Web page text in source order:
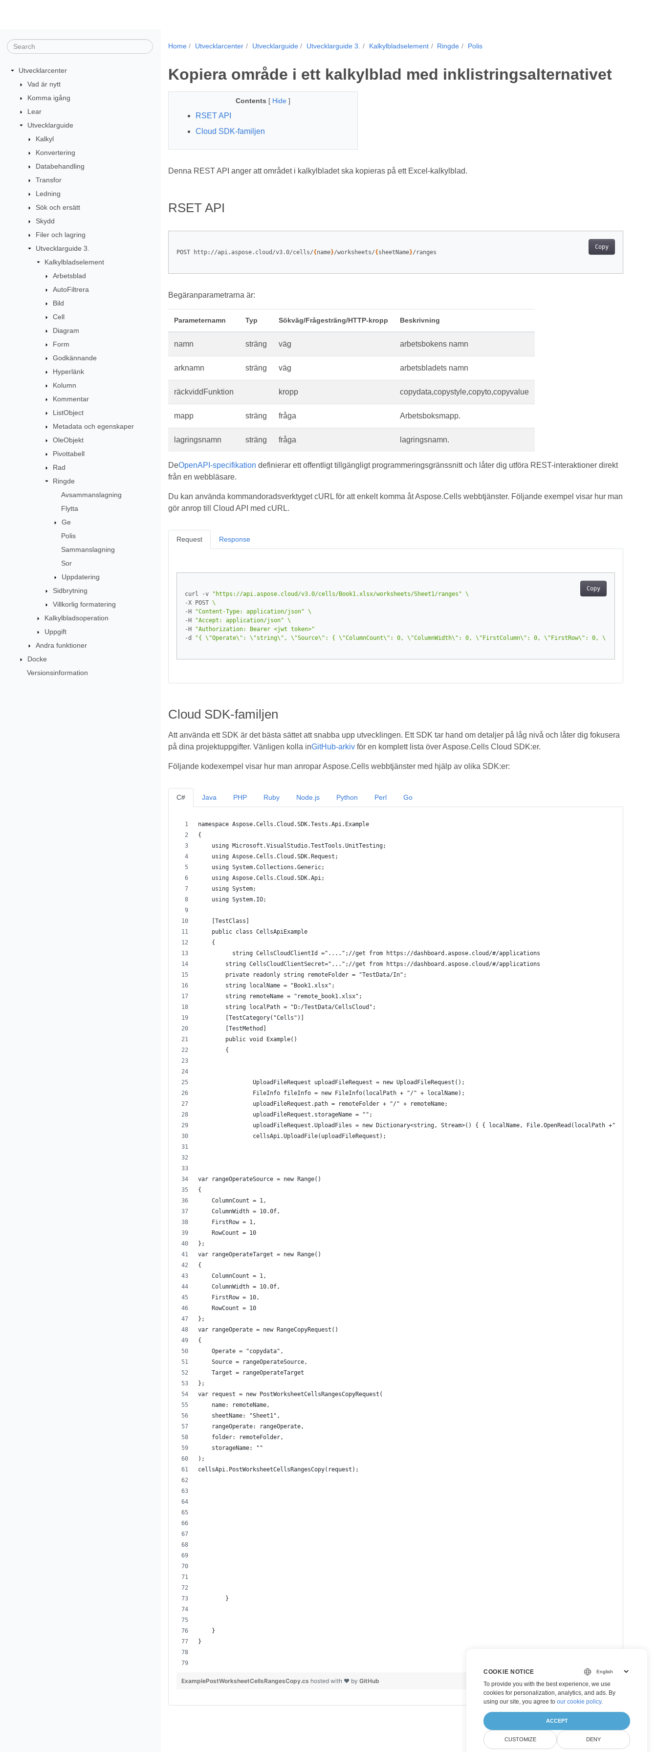
Utvecklarcenter
Vad är nytt
Komma igång
Lear
Utvecklarguide
Kalkyl
Konvertering
Databehandling
Transfor
Ledning
Sök och ersätt
Skydd
Filer och lagring
Utvecklarguide 3.
Kalkylbladselement
Arbetsblad
AutoFiltrera
Bild
Cell
Diagram
Form
Godkännande
Hyperlänk
Kolumn
Kommentar
ListObject
Metadata och egenskaper
OleObjekt
Pivottabell
Rad
Ringde
Avsammanslagning
Flytta
Ge
Polis
Sammanslagning
Sor
Uppdatering
Sidbrytning
Villkorlig formatering
Kalkylbladsoperation
Uppgift
Andra funktioner
Docke
Versionsinformation
Home Utvecklarcenter Utvecklarguide Utvecklarguide 3. Kalkylbladselement Ringde Polis
Kopiera område i ett kalkylblad med inklistringsalternativet
Contents [ Hide ]
RSET API
Cloud SDK-familjen
Denna REST API anger att området i kalkylbladet ska kopieras på ett Excel-kalkylblad.
RSET API
Copy
POST http://api.aspose.cloud/v3.0/cells/{ name}/worksheets/{ sheetName}/ranges
Begäranparametrarna är:
Parameternamn Typ Sökväg/Frågesträng/HTTP-kropp Beskrivning
namn sträng väg arbetsbokens namn
arknamn sträng väg arbetsbladets namn
räckviddFunktion kropp copydata,copystyle,copyto,copyvalue
mapp sträng fråga Arbetsboksmapp.
lagringsnamn sträng fråga lagringsnamn.
DeOpenAPI-specifikation definierar ett offentligt tillgängligt programmeringsgränssnitt och låter dig utföra REST-interaktioner direkt
från en webbläsare.
Du kan använda kommandoradsverktyget cURL för att enkelt komma åt Aspose.Cells webbtjänster. Följande exempel visar hur man
gör anrop till Cloud API med cURL.
Request
Copy
curl -v "https://api.aspose.cloud/v3.0/cells/Book1.xlsx/worksheets/Sheet1/ranges"
-X POST
-H
"Content-Type: application/json"
-H
"Accept: application/json"
-H
"Authorization: Bearer <jwt token>"
-d
"{ \"Operate\": \"string\", \"Source\": { \"ColumnCount\": 0, \"ColumnWidth\": 0, \"FirstColumn\": 0, \"FirstRow\": 0, \"Name\":
Response
Cloud SDK-familjen
Att använda ett SDK är det bästa sättet att snabba upp utvecklingen. Ett SDK tar hand om detaljer på låg nivå och låter dig fokusera
på dina projektuppgifter. Vänligen kolla inGitHub-arkivför en komplett lista över Aspose.Cells Cloud SDK:er.
Följande kodexempel visar hur man anropar Aspose.Cells webbtjänster med hjälp av olika SDK:er:
C#
namespace Aspose.Cells.Cloud.SDK.Tests.Api.Example
{
    using Microsoft.VisualStudio.TestTools.UnitTesting;
    using Aspose.Cells.Cloud.SDK.Request;
    using System.Collections.Generic;
    using Aspose.Cells.Cloud.SDK.Api;
    using System;
    using System.IO;
    [TestClass]
    public class CellsApiExample
    {
          string CellsCloudClientId ="....";//get from https://dashboard.aspose.cloud/#/applications
        string CellsCloudClientSecret="...";//get from https://dashboard.aspose.cloud/#/applications
        private readonly string remoteFolder = "TestData/In";
        string localName = "Book1.xlsx";
        string remoteName = "remote_book1.xlsx";
        string localPath = "D:/TestData/CellsCloud";
        [TestCategory("Cells")]
        [TestMethod]
        public void Example()
        {
                UploadFileRequest uploadFileRequest = new UploadFileRequest();
                FileInfo fileInfo = new FileInfo(localPath + "/" + localName);
                uploadFileRequest.path = remoteFolder + "/" + remoteName;
                uploadFileRequest.storageName = "";
uploadFileRequest.UploadFiles = new Dictionary<string, Stream>() { { localName, File.OpenRead(localPath +"/"+
                cellsApi.UploadFile(uploadFileRequest);
var rangeOperateSource = new Range()
{
    ColumnCount = 1,
    ColumnWidth = 10.0f,
    FirstRow = 1,
    RowCount = 10
};
var rangeOperateTarget = new Range()
{
    ColumnCount = 1,
    ColumnWidth = 10.0f,
    FirstRow = 10,
    RowCount = 10
};
var rangeOperate = new RangeCopyRequest()
{
    Operate = "copydata",
    Source = rangeOperateSource,
    Target = rangeOperateTarget
};
var request = new PostWorksheetCellsRangesCopyRequest(
    name: remoteName,
    sheetName: "Sheet1",
    rangeOperate: rangeOperate,
    folder: remoteFolder,
    storageName: ""
);
cellsApi.PostWorksheetCellsRangesCopy(request);
        }
    }
}
view raw
ExamplePostWorksheetCellsRangesCopy.cs hosted with ❤ by GitHub
Java PHP Ruby Node.js Python Perl Go
COOKIE NOTICE
To provide you with the best experience, we use
cookies for personalization, analytics, and ads. By
using our site, you agree to our cookie policy.
ACCEPT
CUSTOMIZE DENY